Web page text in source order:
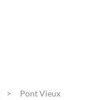
Pont Vieux